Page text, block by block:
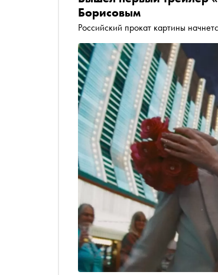
Борисовым
Российский прокат картины